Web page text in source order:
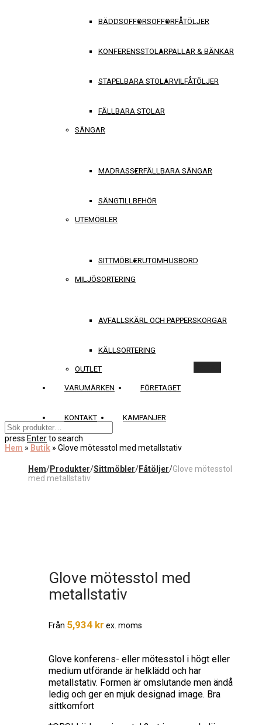
BÄDDSOFFORSOFFORFÅTÖLJER
KONFERENSSTOLARPALLAR & BÄNKAR
STAPELBARA STOLARVILFÅTÖLJER
FÄLLBARA STOLAR
SÄNGAR
MADRASSERFÄLLBARA SÄNGAR
SÄNGTILLBEHÖR
UTEMÖBLER
SITTMÖBLERUTOMHUSBORD
MILJÖSORTERING
AVFALLSKÄRL OCH PAPPERSKORGAR
KÄLLSORTERING
OUTLET
VARUMÄRKEN FÖRETAGET
KONTAKT KAMPANJER
press Enterto search
Hem » Butik » Glove mötesstol med metallstativ
Hem/Produkter/Sittmöbler/Fåtöljer/Glove mötesstol
med metallstativ
Glove mötesstol med
metallstativ
Från 5,934 kr ex. moms
Glove konferens- eller mötesstol i högt eller
medium utförande är helklädd och har
metallstativ. Formen är omslutande men ändå
ledig och ger en mjuk designad image. Bra
sittkomfort